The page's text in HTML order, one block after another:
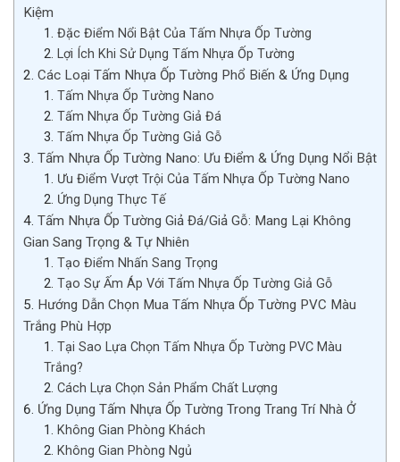
Kiệm
Đặc Điểm Nổi Bật Của Tấm Nhựa Ốp Tường
Lợi Ích Khi Sử Dụng Tấm Nhựa Ốp Tường
Các Loại Tấm Nhựa Ốp Tường Phổ Biến & Ứng Dụng
Tấm Nhựa Ốp Tường Nano
Tấm Nhựa Ốp Tường Giả Đá
Tấm Nhựa Ốp Tường Giả Gỗ
Tấm Nhựa Ốp Tường Nano: Ưu Điểm & Ứng Dụng Nổi Bật
Ưu Điểm Vượt Trội Của Tấm Nhựa Ốp Tường Nano
Ứng Dụng Thực Tế
Tấm Nhựa Ốp Tường Giả Đá/Giả Gỗ: Mang Lại Không
Gian Sang Trọng & Tự Nhiên
Tạo Điểm Nhấn Sang Trọng
Tạo Sự Ấm Áp Với Tấm Nhựa Ốp Tường Giả Gỗ
Hướng Dẫn Chọn Mua Tấm Nhựa Ốp Tường PVC Màu
Trắng Phù Hợp
Tại Sao Lựa Chọn Tấm Nhựa Ốp Tường PVC Màu
Trắng?
Cách Lựa Chọn Sản Phẩm Chất Lượng
Ứng Dụng Tấm Nhựa Ốp Tường Trong Trang Trí Nhà Ở
Không Gian Phòng Khách
Không Gian Phòng Ngủ